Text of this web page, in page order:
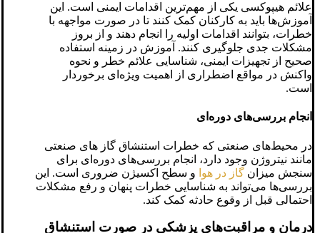
علائم هیپوکسی یکی از مهم‌ترین اقدامات ایمنی است. این
آموزش‌ها باید به کارکنان کمک کنند تا در صورت مواجهه با
خطرات، بتوانند اقدامات اولیه را انجام دهند و از بروز
مشکلات جدی جلوگیری کنند. آموزش در زمینه استفاده
صحیح از تجهیزات ایمنی، شناسایی علائم خطر و نحوه
واکنش در مواقع اضطراری از اهمیت ویژه‌ای برخوردار
است.
انجام بررسی‌های دوره‌ای
در محیط‌های صنعتی که خطرات استنشاق گاز های صنعتی
مانند نیتروژن وجود دارد، انجام بررسی‌های دوره‌ای برای
سنجش میزان گاز در هوا و سطح اکسیژن ضروری است. این
بررسی‌ها می‌تواند به شناسایی خطرات پنهان و رفع مشکلات
احتمالی قبل از وقوع حادثه کمک کند.
درمان و مراقبت‌های پزشکی در صورت استنشاق